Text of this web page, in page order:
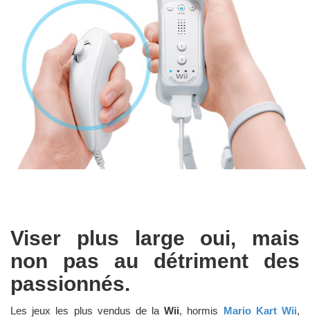
Viser plus large oui, mais
non pas au détriment des
passionnés.
Les jeux les plus vendus de laWii, hormis Mario Kart Wii,